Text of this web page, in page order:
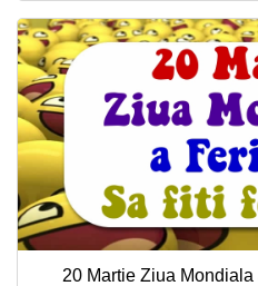
20 Martie Ziua